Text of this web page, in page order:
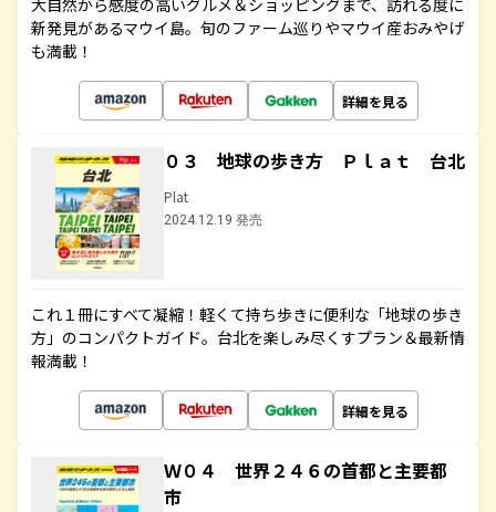
大自然から感度の高いグルメ＆ショッピングまで、訪れる度に
新発見があるマウイ島。旬のファーム巡りやマウイ産おみやげ
も満載！
詳細を見る
０３ 地球の歩き方 Ｐｌａｔ 台北
Plat
2024.12.19 発売
これ１冊にすべて凝縮！軽くて持ち歩きに便利な「地球の歩き
方」のコンパクトガイド。台北を楽しみ尽くすプラン＆最新情
報満載！
詳細を見る
Ｗ０４ 世界２４６の首都と主要都
市